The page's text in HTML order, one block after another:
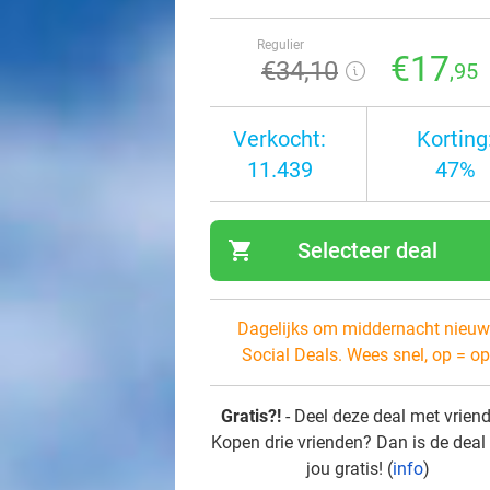
Regulier
€34,10 €17,95
Verkocht:
11.439
47%
shopping_cart Selecteer deal
Dagelijks om middernacht
Social Deals. Wees snel, op =
Gratis?! - Deel deze deal met
Kopen drie vrienden? Dan is de
jou gratis! (info)